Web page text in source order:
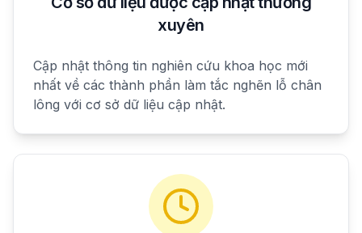
xuyên
Cập nhật thông tin nghiên cứu khoa học mới
nhất về các thành phần làm tắc nghẽn lỗ chân
lông với cơ sở dữ liệu cập nhật.